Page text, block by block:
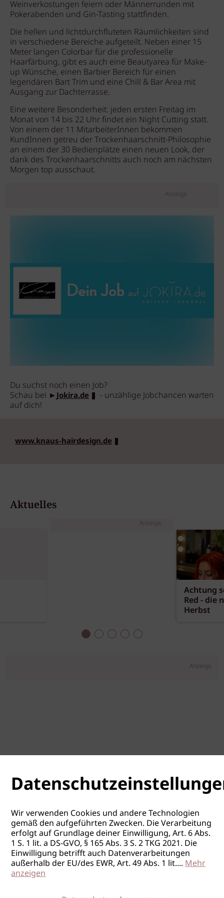
Weinverkostungen feiern oder Männerrunden mit
Pokerabenden und Gin-Tasting stattfinden.
Die hellen und lichtdurchfluteten Räumlichkeiten sind
in verschiedene Bereiche aufgeteilt. Neben einer 15
Meter langen Colorbar für die professionelle
Haarfärbung, gibt es auch eine Beautyarea für Make-
up Wünsche, einen Barbier Bereich für einen
legendären Bart Trim und eine Chill & Bar Area mit
Ausgang zur Dachterrasse.
Eine weitere Besonderheit: jeden ersten Freitag im
Monat von 14 bis 22 Uhr findet ein Night Cutting statt.
Von einem der 11 MitarbeiterInnen bekommen
KundInnen getreu der Trockenhaarschnitt-Philosophie
an einem der 30 Bedienplätze einen neuen Look, der
dank des Trockenhaarschnitts auch noch am nächsten
Morgen top ausschaut.
Anzeige
Du suchst noch einen Job?
Schau bei ►Jokira.de
- unzählige Jobchancen warten
auf dich!
www.knaus-hairdesign.de
Aktuelles
Anzeige
Achtung
Red - die
Herbst
Anzeige
Wir verwenden Cookies und andere Technologien
gemäß den aufgeführten Zwecken. Die Verarbeitung
erfolgt auf Grundlage deiner Einwilligung, Art. 6 Abs.
1 S. 1 lit. a DS-GVO, § 165 Abs. 3 S. 2 TKG 2021. Die
Einwilligung betrifft auch Datenverarbeitungen
außerhalb der EU/des EWR, Art. 49 Abs. 1 lit....Mehr
anzeigen